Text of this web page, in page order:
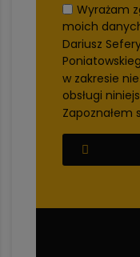
Wyrażam
moich
Dariusz
w zakresie
obsługi
Zapoznałem